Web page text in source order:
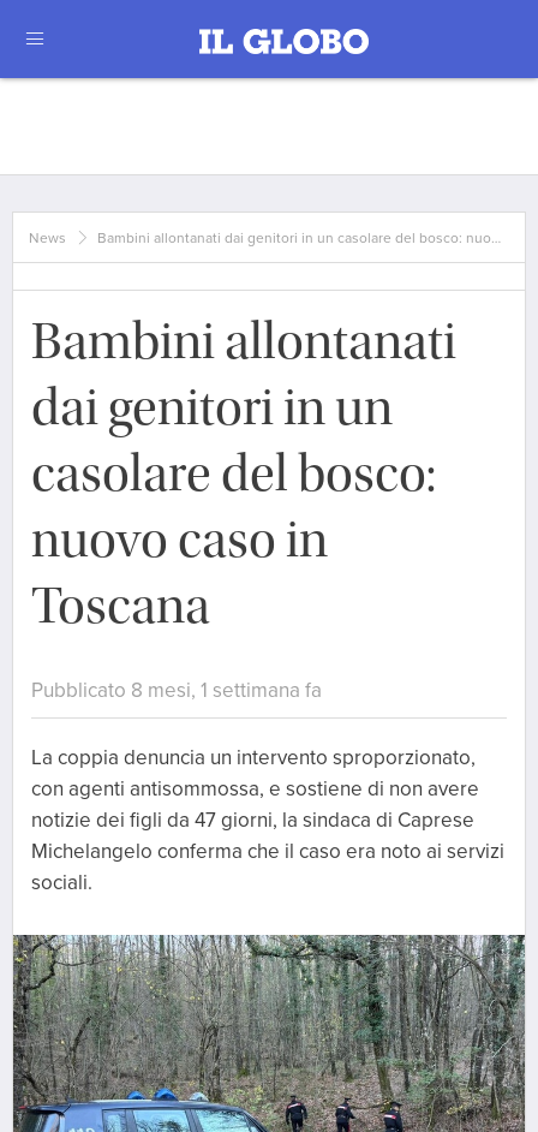
News Bambini allontanati dai genitori in un casolare del bosco: nuo…
Bambini allontanati
dai genitori in un
casolare del bosco:
nuovo caso in
Toscana
Pubblicato 8 mesi, 1 settimana fa
La coppia denuncia un intervento sproporzionato,
con agenti antisommossa, e sostiene di non avere
notizie dei figli da 47 giorni, la sindaca di Caprese
Michelangelo conferma che il caso era noto ai servizi
sociali.